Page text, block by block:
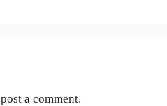
a comment.